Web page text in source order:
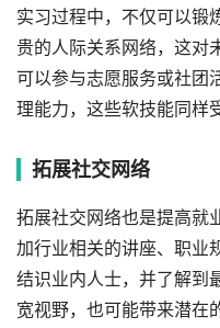
实习过程中，不仅可以锻
贵的人际关系网络，这对
可以参与志愿服务或社团
理能力，这些软技能同样
拓展社交网络
拓展社交网络也是提高就
加行业相关的讲座、职业
结识业内人士，并了解到
宽视野，也可能带来潜在